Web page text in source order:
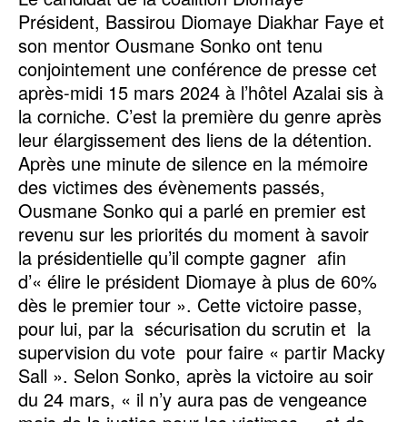
Président, Bassirou Diomaye Diakhar Faye et
son mentor Ousmane Sonko ont tenu
conjointement une conférence de presse cet
après-midi 15 mars 2024 à l’hôtel Azalai sis à
la corniche. C’est la première du genre après
leur élargissement des liens de la détention.
Après une minute de silence en la mémoire
des victimes des évènements passés,
Ousmane Sonko qui a parlé en premier est
revenu sur les priorités du moment à savoir
la présidentielle qu’il compte gagner afin
d’« élire le président Diomaye à plus de 60%
dès le premier tour ». Cette victoire passe,
pour lui, par la sécurisation du scrutin et la
supervision du vote pour faire « partir Macky
Sall ». Selon Sonko, après la victoire au soir
du 24 mars, « il n’y aura pas de vengeance